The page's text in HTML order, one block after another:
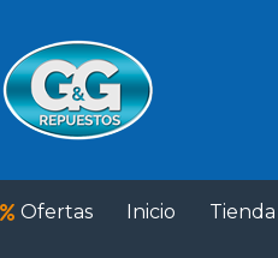
Ofertas Inicio Tienda